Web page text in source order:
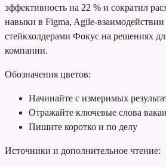
эффективность на 22 % и сократил
навыки в Figma, Agile-взаимодействии
стейкхолдерами Фокус на решениях
компании.
Обозначения цветов:
Начинайте с измеримых
Отражайте ключевые слова
Пишите коротко и по делу
Источники и дополнительное чтение: